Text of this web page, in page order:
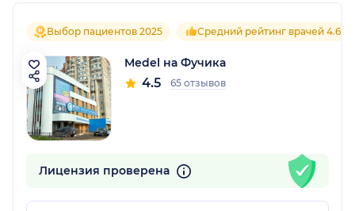
Выбор пациентов 2025 Средний рейтинг врачей 4.6
Medel на Фучика
4.5 65 отзывов
Лицензия проверена